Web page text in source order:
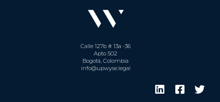
Calle 127b # 13a -36
Apto 502
Bogotá, Colombia
info@upwyse.legal